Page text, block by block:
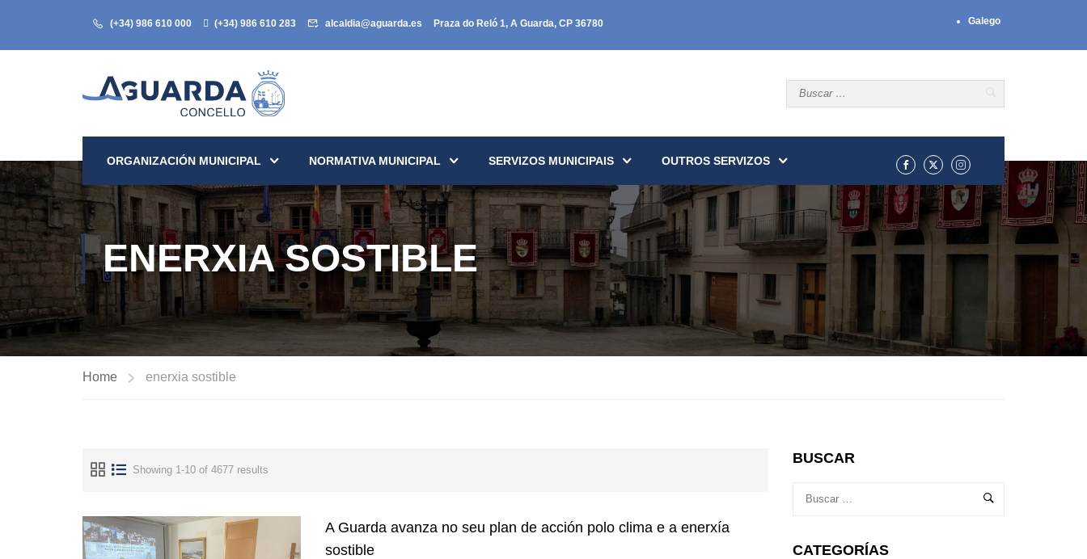
(+34) 986 610 000 (+34) 986 610 283 alcaldia@aguarda.es Praza do Reló 1, A Guarda, CP 36780 Galego
ORGANIZACIÓN MUNICIPAL NORMATIVA MUNICIPAL SERVIZOS MUNICIPAIS OUTROS SERVIZOS
ENERXIA SOSTIBLE
Home enerxia sostible
Showing 1-10 of 4677 results
A Guarda avanza no seu plan de acción polo clima e a enerxía
sostible
BUSCAR
CATEGORÍAS